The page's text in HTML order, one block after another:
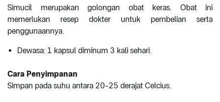
Simucil merupakan golongan obat keras. Obat ini
memerlukan resep dokter untuk pembelian serta
penggunaannya.
Dewasa: 1 kapsul diminum 3 kali sehari.
Cara Penyimpanan
Simpan pada suhu antara 20-25 derajat Celcius.